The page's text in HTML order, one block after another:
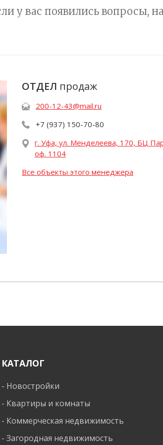
у вас появились вопросы,
ОТДЕЛ продаж
200-12-43@mail.ru
+7 (937) 150-70-80
г. Уфа, ул. Менделеева, 170, БЦ
оф. 1104
Все объекты этого менеджера
КАТАЛОГ
- Новостройки
- Квартиры и комнаты
- Коммерческая недвижимость
-Загородная недвижимость